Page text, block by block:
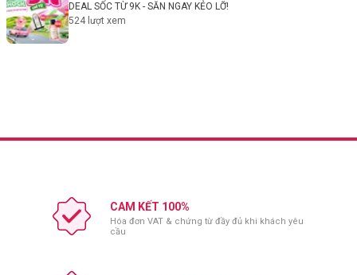
DEAL SỐC TỪ 9K - SĂN NGAY KẺO LỠ!
524 lượt xem
CAM KẾT 100%
Hóa đơn VAT & chứng từ đầy đủ khi khách yêu
cầu